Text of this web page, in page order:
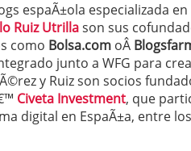
espaÃ±ola especializada
Ruiz Utrillason sus
como Bolsa.com oÂ
junto a WFG para
y Ruiz son socios
Civeta Investment, que
digital en EspaÃ±a, entre